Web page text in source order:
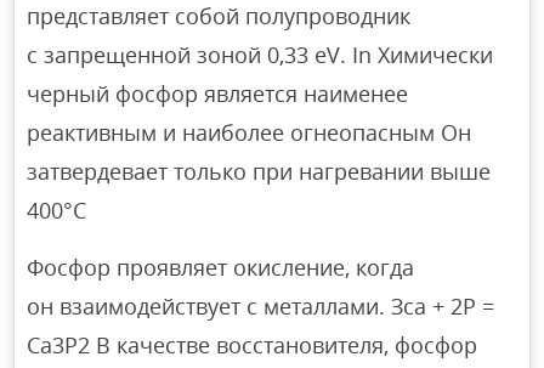
представляет собой полупроводник
с запрещенной зоной 0,33 eV. In Химически
черный фосфор является наименее
реактивным и наиболее огнеопасным Он
затвердевает только при нагревании выше
400°C
Фосфор проявляет окисление, когда
он взаимодействует с металлами. Зса + 2Р =
Ca3P2 В качестве восстановителя, фосфор